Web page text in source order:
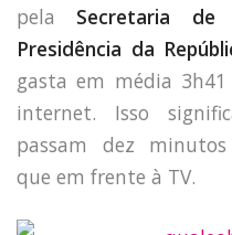
pela Secretaria de
Presidência da
gasta em média
internet. Isso
passam dez
que em frente à TV.